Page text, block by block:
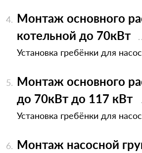
Монтаж основного
котельной до 70кВт
Установка гребёнки для
Монтаж основного
до 70кВт до 117 кВт
Установка гребёнки для
Монтаж насосной